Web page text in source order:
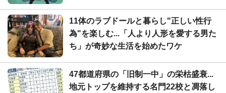
11体のラブドールと暮らし"正しい性行
為"を楽しむ...「人より人形を愛する男た
ち」が奇妙な生活を始めたワケ
47都道府県の「旧制一中」の栄枯盛衰...
地元トップを維持する名門22校と凋落し